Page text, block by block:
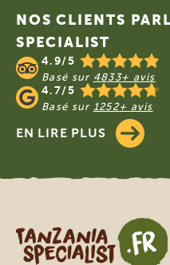
NOS CLIENTS
SPECIALIST
4.9/5
Basé sur 4833+ avis
4.7/5
Basé sur 1252+ avis
EN LIRE PLUS
Tanzania Specialist